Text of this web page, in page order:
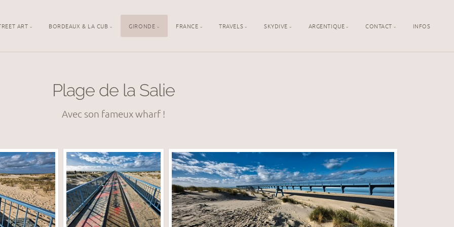
ART BORDEAUX & LA CUB GIRONDE FRANCE TRAVELS SKYDIVE ARGENTIQUE CONTACT INFOS
Plage de la Salie
Avec son fameux wharf !